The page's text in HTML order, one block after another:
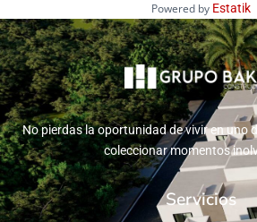
Powered by Estatik
No pierdas la oportunidad de vivir en uno
coleccionar momentos
Servicios